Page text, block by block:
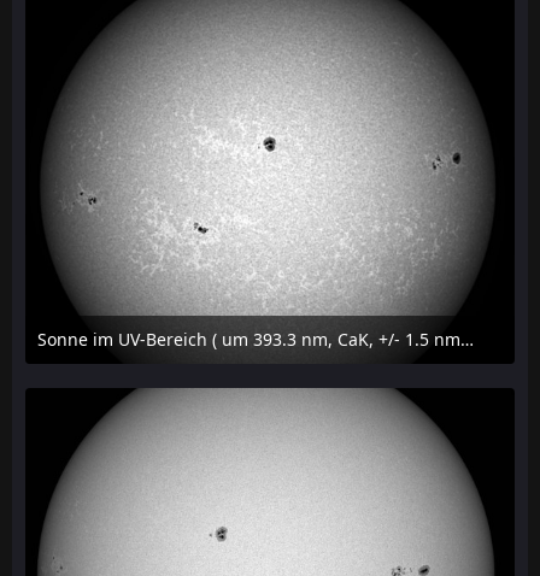
Sonne im UV-Bereich ( um 393.3 nm, CaK, +/- 1.5 nm) am 25. Juli 2026 um 15:32 MESZ
27. Juli 2026 um 20:32